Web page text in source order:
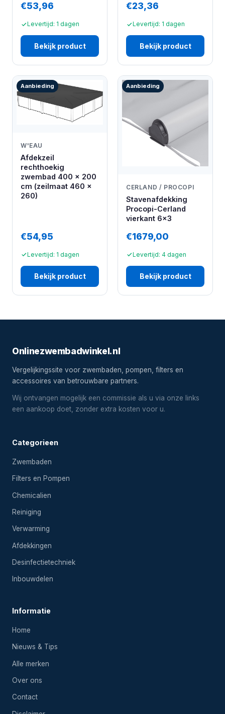
€53,96
Levertijd: 1 dagen
Bekijk product
€23,36
Levertijd: 1 dagen
Bekijk product
Aanbieding
W'EAU
Afdekzeil
rechthoekig
zwembad 400 x 200
cm (zeilmaat 460 x
260)
€54,95
Levertijd: 1 dagen
Bekijk product
Aanbieding
CERLAND / PROCOPI
Stavenafdekking
Procopi-Cerland
vierkant 6x3
€1679,00
Levertijd: 4 dagen
Bekijk product
Onlinezwembadwinkel.nl
Vergelijkingssite voor zwembaden, pompen, filters en
accessoires van betrouwbare partners.
Wij ontvangen mogelijk een commissie als u via onze links
een aankoop doet, zonder extra kosten voor u.
Categorieen
Zwembaden
Filters en Pompen
Chemicalien
Reiniging
Verwarming
Afdekkingen
Desinfectietechniek
Inbouwdelen
Informatie
Home
Nieuws & Tips
Alle merken
Over ons
Contact